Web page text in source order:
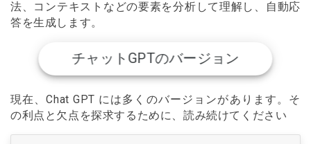
法、コンテキストなどの要素を分析して理解し、自動応
答を生成します。
チャットGPTのバージョン
現在、Chat GPT には多くのバージョンがあります。そ
の利点と欠点を探求するために、読み続けてください